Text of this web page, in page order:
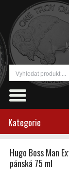
Kategorie
Hugo Boss Man
pánská 75 ml